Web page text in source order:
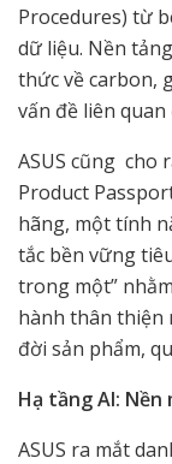
Procedures) từ
dữ liệu. Nền
thức về carbon,
vấn đề liên
ASUS cũng cho
Product
hãng, một tính
tắc bền vững
trong một”
hành thân thiện
đời sản phẩm,
Hạ tầng AI:
ASUS ra mắt